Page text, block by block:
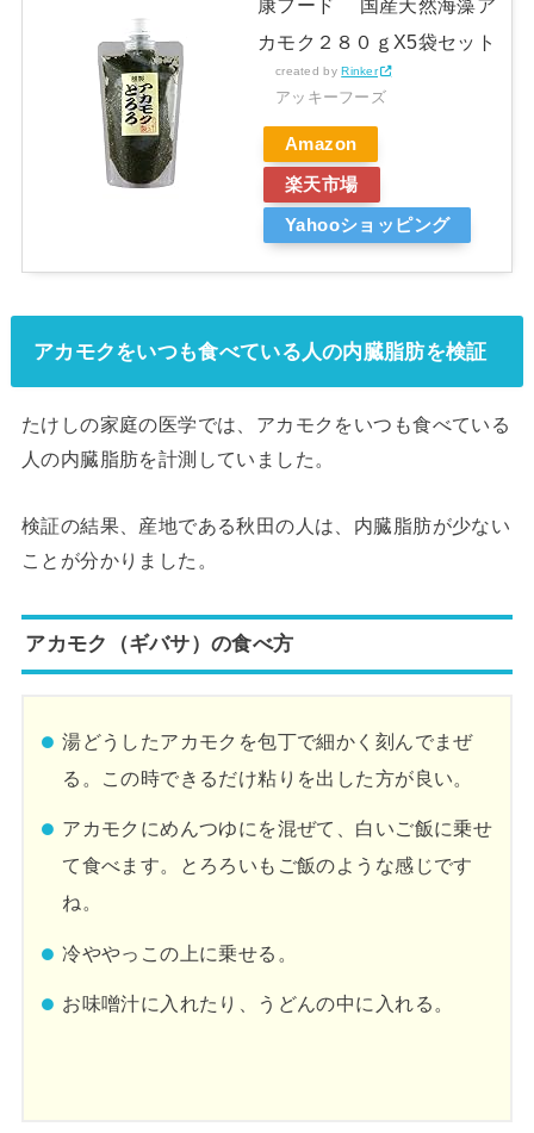
康フード 国産天然海藻ア
カモク２８０ｇX5袋セット
created byRinker
アッキーフーズ
Amazon
楽天市場
Yahooショッピング
アカモクをいつも食べている人の内臓脂肪を検証
たけしの家庭の医学では、アカモクをいつも食べている
人の内臓脂肪を計測していました。
検証の結果、産地である秋田の人は、内臓脂肪が少ない
ことが分かりました。
アカモク（ギバサ）の食べ方
湯どうしたアカモクを包丁で細かく刻んでまぜ
る。この時できるだけ粘りを出した方が良い。
アカモクにめんつゆにを混ぜて、白いご飯に乗せ
て食べます。とろろいもご飯のような感じです
ね。
冷ややっこの上に乗せる。
お味噌汁に入れたり、うどんの中に入れる。